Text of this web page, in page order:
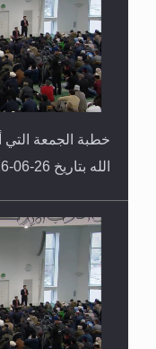
خطبة الجمعة التي
الله بتاريخ 26-06-2026